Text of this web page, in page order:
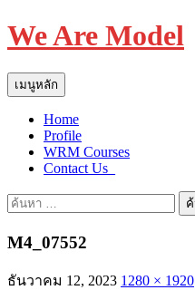
We Are Model
ค้นหา
เมนูหลัก
ยัง
เนื้อหา
Home
Profile
WRM Courses
Contact Us_
ค้นหา
M4_07552
ธันวาคม 12, 2023 1280 × 1920